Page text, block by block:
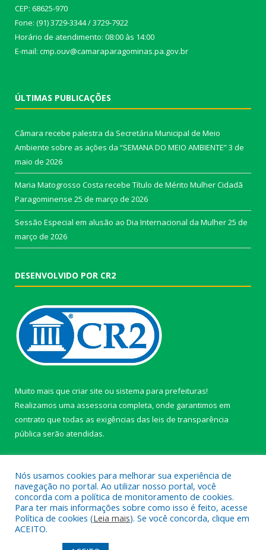
CEP: 68625-970
Fone: (91) 3729-3344 / 3729-7922
Horário de atendimento: 08:00 às 14:00
E-mail: cmp.ouv@camaraparagominas.pa.gov.br
ÚLTIMAS PUBLICAÇÕES
Câmara recebe palestra da Secretária Municipal de Meio
Ambiente sobre as ações da “SEMANA DO MEIO AMBIENTE”3 de
maio de 2026
Maria Matogrosso Costa recebe Título de Mérito Mulher Cidadã
Paragominense 25 de março de 2026
Sessão Especial em alusão ao Dia Internacional da Mulher25 de
março de 2026
DESENVOLVIDO POR CR2
Muito mais que criar site ou sistema para prefeituras!
Realizamos uma assessoria completa, onde garantimos em
contrato que todas as exigências das leis de transparência
pública serão atendidas.
Todos os direitos reservados a câmara de Paragominas.
Nós usamos cookies para melhorar sua experiência de
navegação no portal. Ao utilizar nosso portal, você
concorda com a política de monitoramento de cookies.
Para ter mais informações sobre como isso é feito, acesse
Política de cookies (Leia mais). Se você concorda, clique em
ACEITO.